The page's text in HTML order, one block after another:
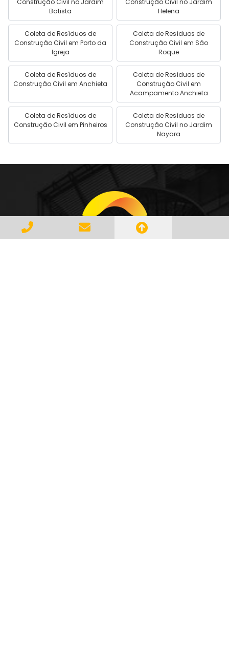
Construção Civil no Jardim
Batista
Construção Civil no Jardim
Helena
Coleta de Resíduos de
Construção Civil em Porto da
Igreja
Coleta de Resíduos de
Construção Civil em São
Roque
Coleta de Resíduos de
Construção Civil em Anchieta
Coleta de Resíduos de
Construção Civil em
Acampamento Anchieta
Coleta de Resíduos de
Construção Civil em Pinheiros
Coleta de Resíduos de
Construção Civil no Jardim
Nayara